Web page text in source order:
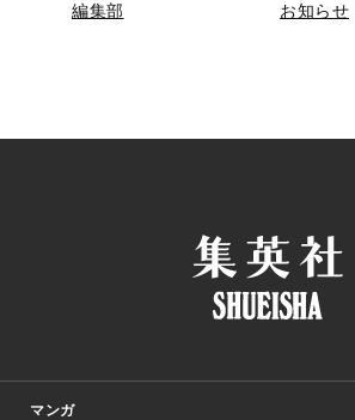
編集部 お知らせ
マンガ